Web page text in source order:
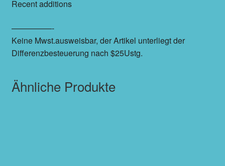
Recent additions
—————-
Keine Mwst.ausweisbar, der Artikel unterliegt der
Differenzbesteuerung nach $25Ustg.
Ähnliche Produkte